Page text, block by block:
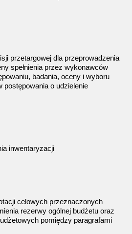
przetargowej dla przeprowadzenia
spełnienia przez wykonawców
badania, oceny i wyboru
postępowania o udzielenie
inwentaryzacji
celowych przeznaczonych
rezerwy ogólnej budżetu oraz
pomiędzy paragrafami